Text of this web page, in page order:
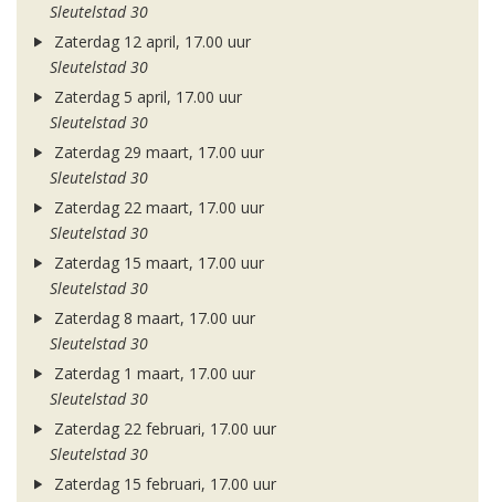
Sleutelstad 30
Zaterdag 12 april, 17.00 uur
Sleutelstad 30
Zaterdag 5 april, 17.00 uur
Sleutelstad 30
Zaterdag 29 maart, 17.00 uur
Sleutelstad 30
Zaterdag 22 maart, 17.00 uur
Sleutelstad 30
Zaterdag 15 maart, 17.00 uur
Sleutelstad 30
Zaterdag 8 maart, 17.00 uur
Sleutelstad 30
Zaterdag 1 maart, 17.00 uur
Sleutelstad 30
Zaterdag 22 februari, 17.00 uur
Sleutelstad 30
Zaterdag 15 februari, 17.00 uur